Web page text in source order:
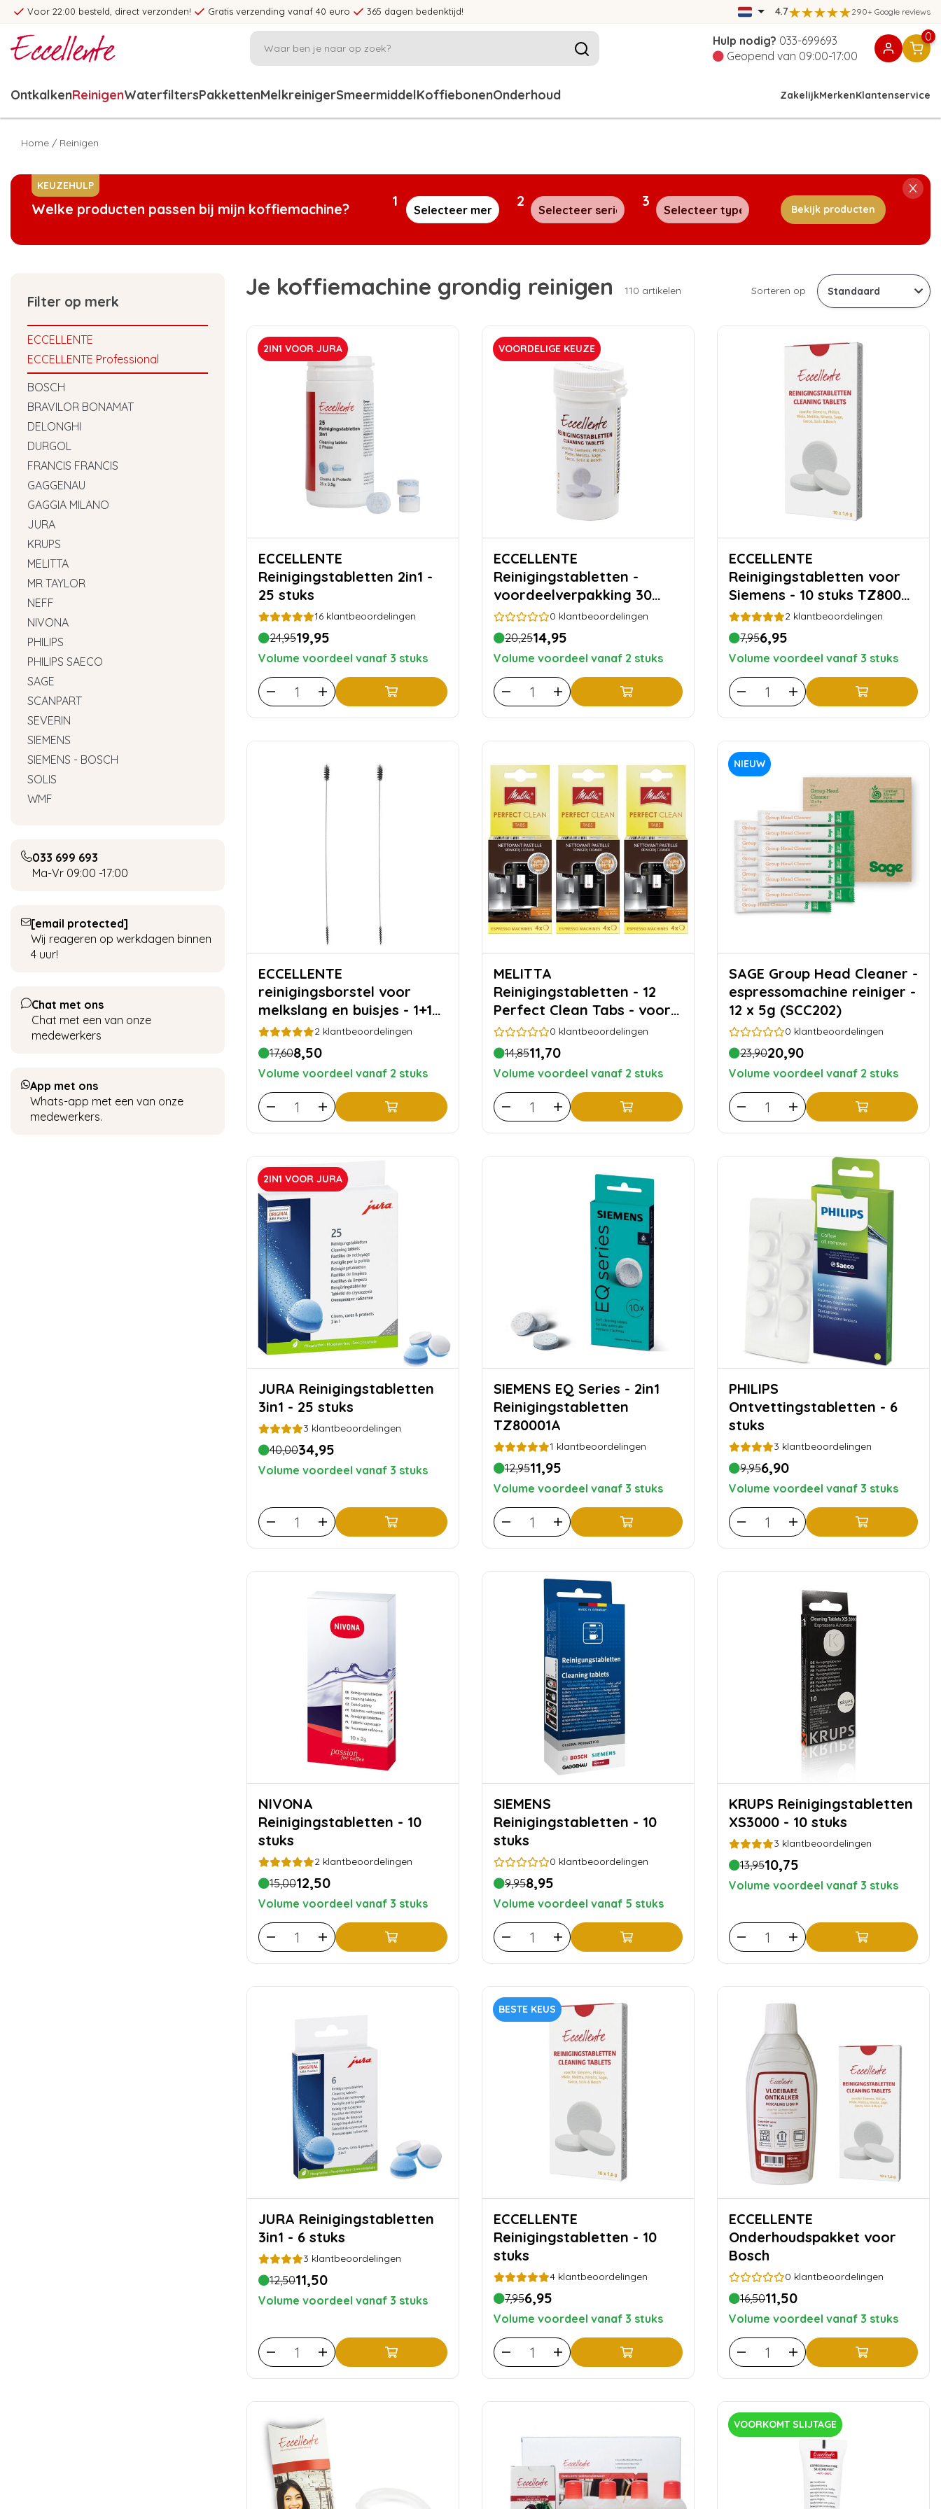
Voor 22:00 besteld, direct verzonden! Gratis verzending vanaf 40 euro 365 dagen bedenktijd! 4.7 290+ Google reviews
Hulp nodig? 033-699693
Geopend van 09:00-17:00
0
OntkalkenReinigenWaterfiltersPakkettenMelkreinigerSmeermiddelKoffiebonenOnderhoud ZakelijkMerkenKlantenservice
Home / Reinigen
KEUZEHULP
Welke producten passen bij mijn koffiemachine? 1 2 3 Bekijk producten
Filter op merk
ECCELLENTE
ECCELLENTE Professional
BOSCH
BRAVILOR BONAMAT
DELONGHI
DURGOL
FRANCIS FRANCIS
GAGGENAU
GAGGIA MILANO
JURA
KRUPS
MELITTA
MR TAYLOR
NEFF
NIVONA
PHILIPS
PHILIPS SAECO
SAGE
SCANPART
SEVERIN
SIEMENS
SIEMENS - BOSCH
SOLIS
WMF
033 699 693
Ma-Vr 09:00 -17:00
[email protected]
Wij reageren op werkdagen binnen
4 uur!
Chat met ons
Chat met een van onze
medewerkers
App met ons
Whats-app met een van onze
medewerkers.
Je koffiemachine grondig reinigen 110 artikelen Sorteren op
2IN1 VOOR JURA
ECCELLENTE
Reinigingstabletten 2in1 -
25 stuks
16 klantbeoordelingen
24,9519,95
Volume voordeel vanaf 3 stuks
VOORDELIGE KEUZE
ECCELLENTE
Reinigingstabletten -
voordeelverpakking 30
stuks
0 klantbeoordelingen
20,2514,95
Volume voordeel vanaf 2 stuks
ECCELLENTE
Reinigingstabletten voor
Siemens - 10 stuks TZ80001
| TZ60001
2 klantbeoordelingen
7,956,95
Volume voordeel vanaf 3 stuks
ECCELLENTE
reinigingsborstel voor
melkslang en buisjes - 1+1
gratis
2 klantbeoordelingen
17,608,50
Volume voordeel vanaf 2 stuks
MELITTA
Reinigingstabletten - 12
Perfect Clean Tabs - voor 1
jaar reinigen
0 klantbeoordelingen
14,8511,70
Volume voordeel vanaf 2 stuks
NIEUW
SAGE Group Head Cleaner -
espressomachine reiniger -
12 x 5g (SCC202)
0 klantbeoordelingen
23,9020,90
Volume voordeel vanaf 2 stuks
2IN1 VOOR JURA
JURA Reinigingstabletten
3in1 - 25 stuks
3 klantbeoordelingen
40,0034,95
Volume voordeel vanaf 3 stuks
SIEMENS EQ Series - 2in1
Reinigingstabletten
TZ80001A
1 klantbeoordelingen
12,9511,95
Volume voordeel vanaf 3 stuks
PHILIPS
Ontvettingstabletten - 6
stuks
3 klantbeoordelingen
9,956,90
Volume voordeel vanaf 3 stuks
NIVONA
Reinigingstabletten - 10
stuks
2 klantbeoordelingen
15,0012,50
Volume voordeel vanaf 3 stuks
SIEMENS
Reinigingstabletten - 10
stuks
0 klantbeoordelingen
9,958,95
Volume voordeel vanaf 5 stuks
KRUPS Reinigingstabletten
XS3000 - 10 stuks
3 klantbeoordelingen
13,9510,75
Volume voordeel vanaf 3 stuks
JURA Reinigingstabletten
3in1 - 6 stuks
3 klantbeoordelingen
12,5011,50
Volume voordeel vanaf 3 stuks
BESTE KEUS
ECCELLENTE
Reinigingstabletten - 10
stuks
4 klantbeoordelingen
7,956,95
Volume voordeel vanaf 3 stuks
ECCELLENTE
Onderhoudspakket voor
Bosch
0 klantbeoordelingen
16,5011,50
Volume voordeel vanaf 3 stuks
VOORKOMT SLIJTAGE